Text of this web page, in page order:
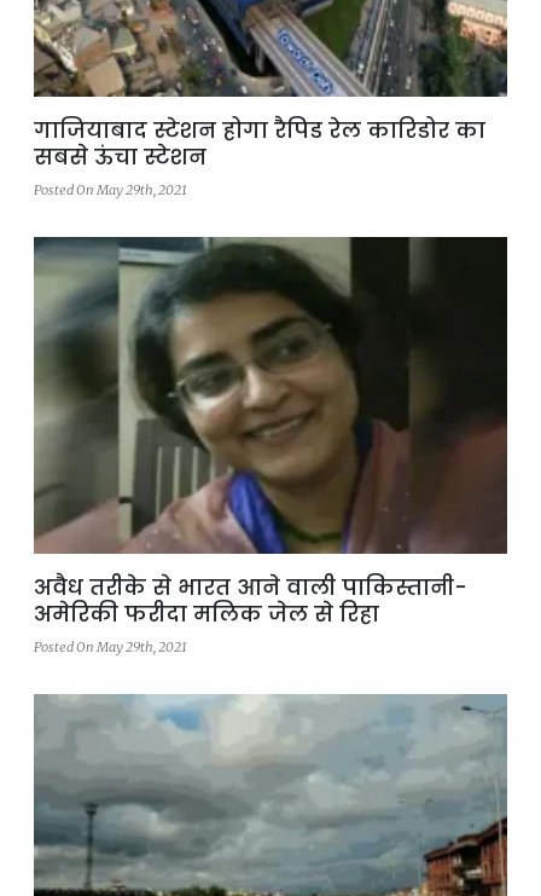
गाजियाबाद स्टेशन होगा रैपिड रेल कारिडोर का
सबसे ऊंचा स्टेशन
Posted On May 29th, 2021
अवैध तरीके से भारत आने वाली पाकिस्तानी-
अमेरिकी फरीदा मलिक जेल से रिहा
Posted On May 29th, 2021